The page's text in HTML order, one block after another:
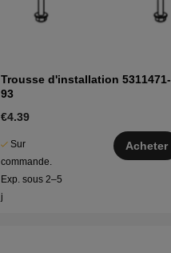
Trousse d'installation 5311471-
93
€4.39
Sur
commande.
Exp. sous 2–5
j
Acheter